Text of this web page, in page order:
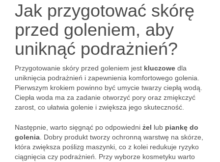
Jak przygotować skórę
przed goleniem, aby
uniknąć podrażnień?
Przygotowanie skóry przed goleniem jest kluczowe dla
uniknięcia podrażnień i zapewnienia komfortowego golenia.
Pierwszym krokiem powinno być umycie twarzy ciepłą wodą.
Ciepła woda ma za zadanie otworzyć pory oraz zmiękczyć
zarost, co ułatwia golenie i zwiększa jego skuteczność.
Następnie, warto sięgnąć po odpowiedni żel lub piankę do
golenia . Dobry produkt tworzy ochronną warstwę na skórze,
która zwiększa poślizg maszynki, co z kolei redukuje ryzyko
ciągnięcia czy podrażnień. Przy wyborze kosmetyku warto